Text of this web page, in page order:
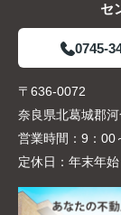
セ
0745-
〒636-0072
奈良県北葛城郡
営業時間： 9：00
定休日： 年末年始